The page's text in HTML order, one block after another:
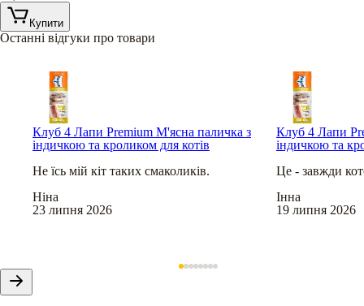
Купити
Останні відгуки про товари
Клуб 4 Лапи Premium М'ясна паличка з
індичкою та кроликом для котів
Не їсь мій кіт таких смаколиків.
Ніна
23 липня 2026
Клуб 4 Лапи
індичкою та
Це - завжди
Інна
19 липня 2026